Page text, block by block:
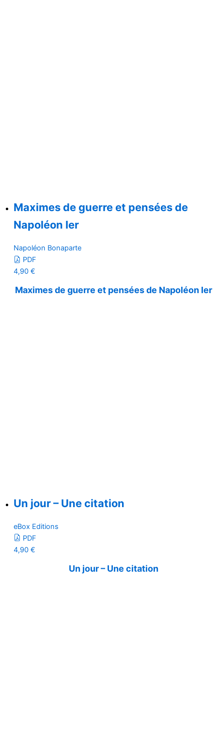
Maximes de guerre et pensées de
Napoléon Ier
Napoléon Bonaparte
PDF
4,90 €
Maximes de guerre et pensées de Napoléon Ier
Un jour – Une citation
eBox Editions
PDF
4,90 €
Un jour – Une citation